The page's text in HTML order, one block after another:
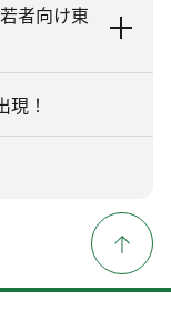
者向け東
！